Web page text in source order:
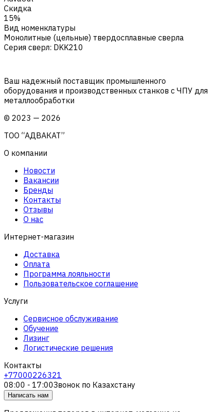
Скидка
15%
Вид номенклатуры
Монолитные (цельные) твердосплавные сверла
Серия сверл: DKK210
Ваш надежный поставщик промышленного
оборудования и производственных станков с ЧПУ для
металлообработки
© 2023 — 2026
ТОО “АДВАКАТ”
О компании
Новости
Вакансии
Бренды
Контакты
Отзывы
О нас
Интернет-магазин
Доставка
Оплата
Программа лояльности
Пользовательское соглашение
Услуги
Сервисное обслуживание
Обучение
Лизинг
Логистические решения
Контакты
+77000226321
08:00 - 17:00Звонок по Казахстану
Написать нам